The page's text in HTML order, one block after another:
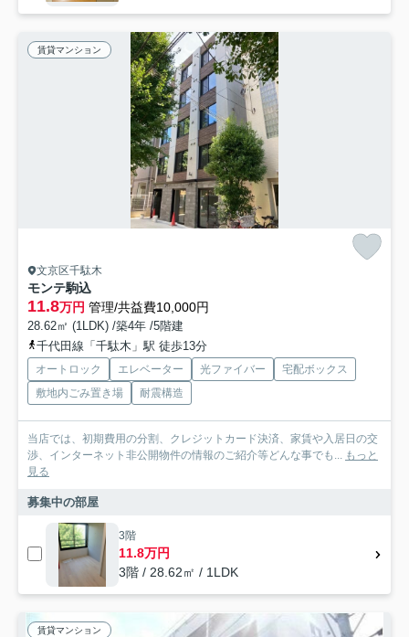
賃貸マンション
文京区千駄木
モンテ駒込
11.8万円 管理/共益費10,000円
28.62㎡ (1LDK) /築4年 /5階建
千代田線「千駄木」駅 徒歩13分
オートロック エレベーター 光ファイバー
宅配ボックス
敷地内ごみ置き場
耐震構造
当店では、初期費用の分割、クレジットカード決済、家賃や入居日の交
渉、インターネット非公開物件の情報のご紹介等どんな事でも...
もっと
見る
募集中の部屋
3階
11.8万円
3階 / 28.62㎡ / 1LDK
賃貸マンション